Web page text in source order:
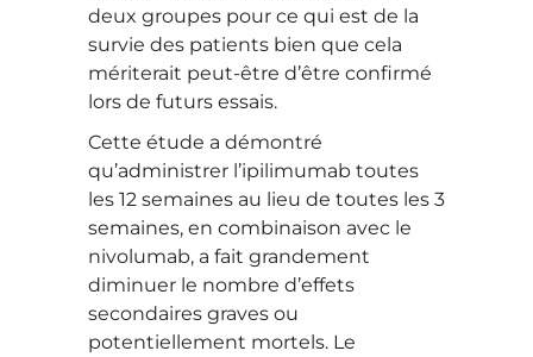
deux groupes pour ce qui est de la
survie des patients bien que cela
mériterait peut-être d’être confirmé
lors de futurs essais.
Cette étude a démontré
qu’administrer l’ipilimumab toutes
les 12 semaines au lieu de toutes les 3
semaines, en combinaison avec le
nivolumab, a fait grandement
diminuer le nombre d’effets
secondaires graves ou
potentiellement mortels. Le